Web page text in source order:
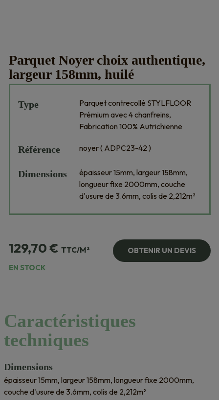
Parquet Noyer choix authentique,
largeur 158mm, huilé
Type
Parquet contrecollé STYLFLOOR
Prémium avec 4 chanfreins,
Fabrication 100% Autrichienne
Référence noyer ( ADPC23-42 )
Dimensions
épaisseur 15mm, largeur 158mm,
longueur fixe 2000mm, couche
d'usure de 3.6mm, colis de 2,212m²
129,70€ TTC/M²
OBTENIR UN DEVIS
EN STOCK
Caractéristiques
techniques
Dimensions
épaisseur 15mm, largeur 158mm, longueur fixe 2000mm,
couche d'usure de 3.6mm, colis de 2,212m²